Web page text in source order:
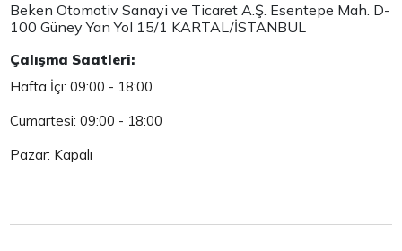
Beken Otomotiv Sanayi ve Ticaret A.Ş. Esentepe Mah. D-
100 Güney Yan Yol 15/1 KARTAL/İSTANBUL
Çalışma Saatleri:
Hafta İçi: 09:00 - 18:00
Cumartesi: 09:00 - 18:00
Pazar: Kapalı